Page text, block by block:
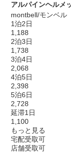
アルパインヘルメ
montbell/モンベル
1泊2日
1,188
2泊3日
1,738
3泊4日
2,068
4泊5日
2,398
5泊6日
2,728
延滞1日
1,100
もっと見る
宅配受取可
店舗受取可